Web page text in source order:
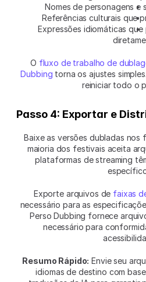
Nomes de personagens
Referências culturais que
Expressões idiomáticas
O fluxo de trabalho de
Dubbing torna os ajustes
reiniciar todo o
Passo 4: Exportar e
Baixe as versões dubladas nos
maioria dos festivais aceita
plataformas de streaming
Exporte arquivos de faixas
necessário para as
Perso Dubbing fornece
necessário para
Resumo Rápido: Envie seu
idiomas de destino com